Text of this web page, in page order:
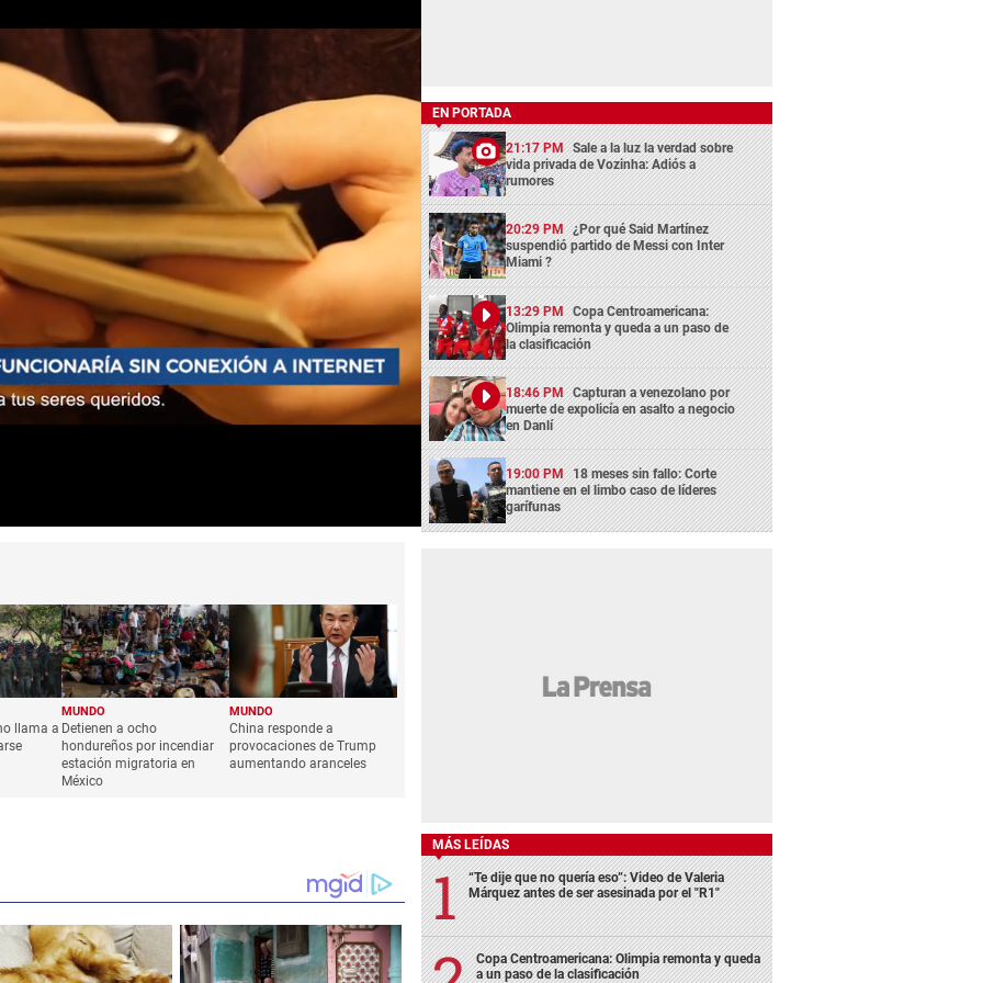
llama a
MUNDO
Detienen a ocho
hondureños por incendiar
estación migratoria en
México
MUNDO
China responde a
provocaciones de Trump
aumentando aranceles
EN PORTADA
21:17 PM Sale a la luz la verdad sobre
vida privada de Vozinha: Adiós a
rumores
20:29 PM ¿Por qué Said Martínez
suspendió partido de Messi con Inter
Miami ?
13:29 PM Copa Centroamericana:
Olimpia remonta y queda a un paso de
la clasificación
18:46 PM Capturan a venezolano por
muerte de expolicía en asalto a negocio
en Danlí
19:00 PM 18 meses sin fallo: Corte
mantiene en el limbo caso de líderes
garífunas
MÁS LEÍDAS
“Te dije que no quería eso”: Video de Valeria
Márquez antes de ser asesinada por el "R1"
Copa Centroamericana: Olimpia remonta y queda
a un paso de la clasificación